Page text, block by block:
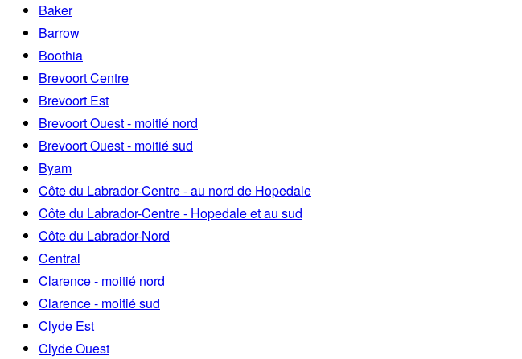
Baker
Barrow
Boothia
Brevoort Centre
Brevoort Est
Brevoort Ouest - moitié nord
Brevoort Ouest - moitié sud
Byam
Côte du Labrador-Centre - au nord de Hopedale
Côte du Labrador-Centre - Hopedale et au sud
Côte du Labrador-Nord
Central
Clarence - moitié nord
Clarence - moitié sud
Clyde Est
Clyde Ouest